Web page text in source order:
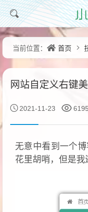
当前位置： 首页
网站自定义右键
2021-11-23
无意中看到一个
花里胡哨，但是我